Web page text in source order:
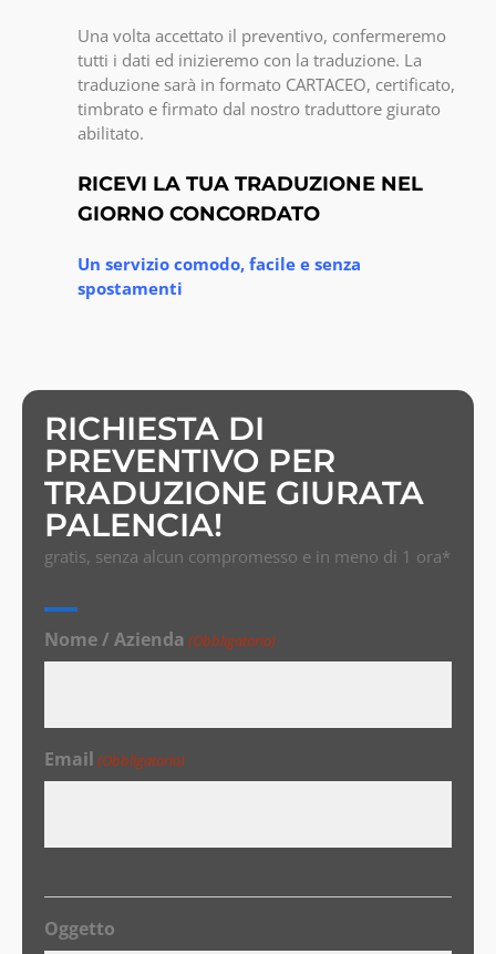
Una volta accettato il preventivo, confermeremo
tutti i dati ed inizieremo con la traduzione. La
traduzione sarà in formato CARTACEO, certificato,
timbrato e firmato dal nostro traduttore giurato
abilitato.
RICEVI LA TUA TRADUZIONE NEL
GIORNO CONCORDATO
Un servizio comodo, facile e senza
spostamenti
RICHIESTA DI
PREVENTIVO PER
TRADUZIONE GIURATA
PALENCIA!
gratis, senza alcun compromesso e in meno di 1 ora*
Nome / Azienda (Obbligatorio)
Email (Obbligatorio)
Oggetto